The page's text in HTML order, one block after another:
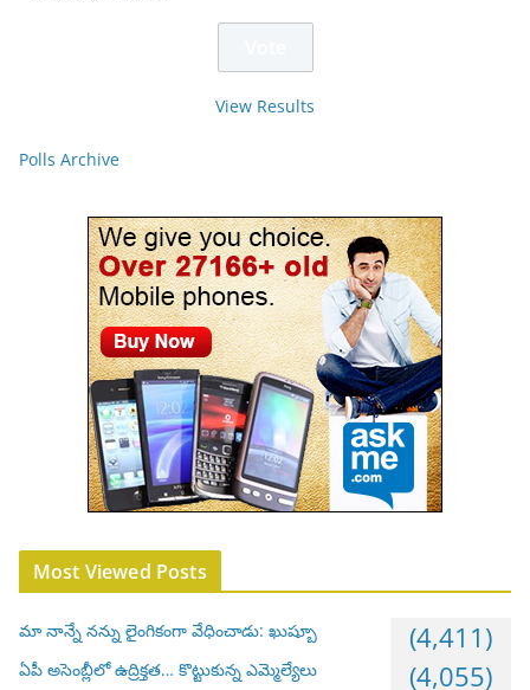
View Results
Polls Archive
Most Viewed Posts
మా నాన్నే నన్ను లైంగికంగా వేధించాడు: ఖుష్బూ (4,411)
ఏపీ అసెంబ్లీలో ఉద్రిక్తత… కొట్టుకున్న ఎమ్మెల్యేలు (4,055)